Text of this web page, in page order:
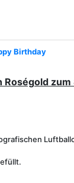
Birthday
Roségold zum